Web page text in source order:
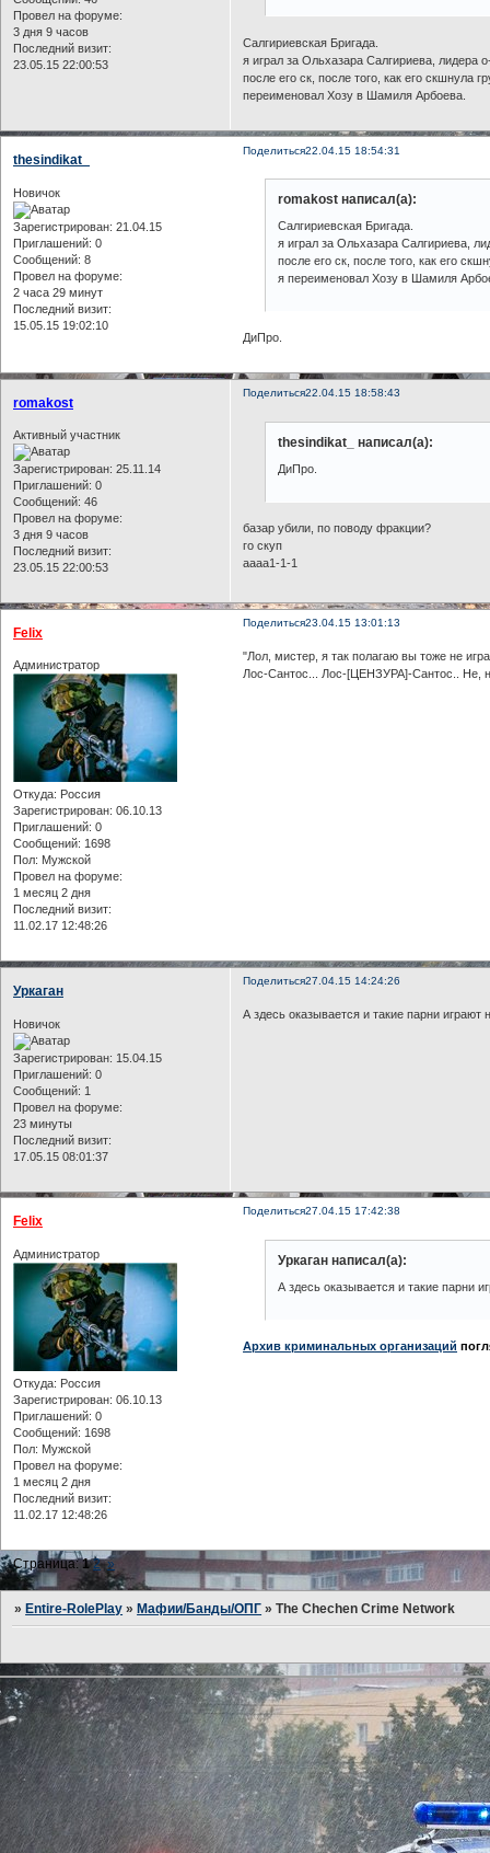
Провел на форуме:
3 дня 9 часов
Последний визит:
23.05.15 22:00:53
Салгириевская Бригада.
я играл за Ольхазара Салгириева, лидера
после его ск, после того, как его скшнула
переименовал Хозу в Шамиля Арбоева.
Поделиться22.04.15 18:54:31
thesindikat_
Новичок
Зарегистрирован: 21.04.15
Приглашений: 0
Сообщений: 8
Провел на форуме:
2 часа 29 минут
Последний визит:
15.05.15 19:02:10
romakost написал(а):
Салгириевская Бригада.
я играл за Ольхазара Салгириева,
после его ск, после того, как его
я переименовал Хозу в Шамиля
ДиПро.
Поделиться22.04.15 18:58:43
romakost
Активный участник
Зарегистрирован: 25.11.14
Приглашений: 0
Сообщений: 46
Провел на форуме:
3 дня 9 часов
Последний визит:
23.05.15 22:00:53
thesindikat_ написал(а):
ДиПро.
базар убили, по поводу фракции?
го скуп
aaaa1-1-1
Поделиться23.04.15 13:01:13
Felix
Администратор
Откуда: Россия
Зарегистрирован: 06.10.13
Приглашений: 0
Сообщений: 1698
Пол: Мужской
Провел на форуме:
1 месяц 2 дня
Последний визит:
11.02.17 12:48:26
"Лол, мистер, я так полагаю вы тоже не
Лос-Сантос... Лос-[ЦЕНЗУРА]-Сантос.. Не,
Поделиться27.04.15 14:24:26
Уркаган
Новичок
Зарегистрирован: 15.04.15
Приглашений: 0
Сообщений: 1
Провел на форуме:
23 минуты
Последний визит:
17.05.15 08:01:37
А здесь оказывается и такие парни играют
Поделиться27.04.15 17:42:38
Felix
Администратор
Откуда: Россия
Зарегистрирован: 06.10.13
Приглашений: 0
Сообщений: 1698
Пол: Мужской
Провел на форуме:
1 месяц 2 дня
Последний визит:
11.02.17 12:48:26
Уркаган написал(а):
А здесь оказывается и такие парни
Архив криминальных организаций
Страница:1 2 »
» Entire-RolePlay » Мафии/Банды/ОПГ »The Chechen Crime Network